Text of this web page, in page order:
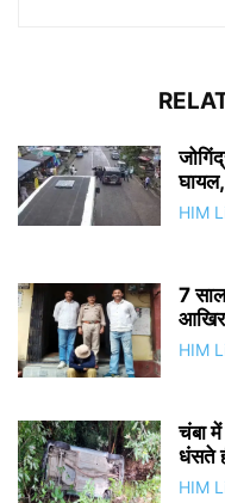
घायल,
HIM
7
HIM
चंबा
धंसते
HIM